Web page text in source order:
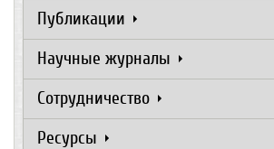
Публикации
Научные журналы
Сотрудничество
Ресурсы